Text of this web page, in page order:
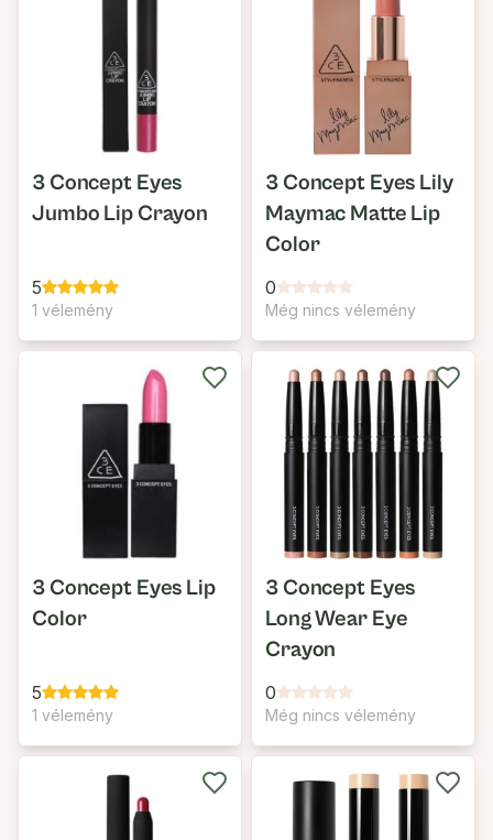
3 Concept Eyes
Jumbo Lip Crayon
5
1 vélemény
3 Concept Eyes Lily
Maymac Matte Lip
Color
0
Még nincs vélemény
3 Concept Eyes Lip
Color
5
1 vélemény
3 Concept Eyes
Long Wear Eye
Crayon
0
Még nincs vélemény